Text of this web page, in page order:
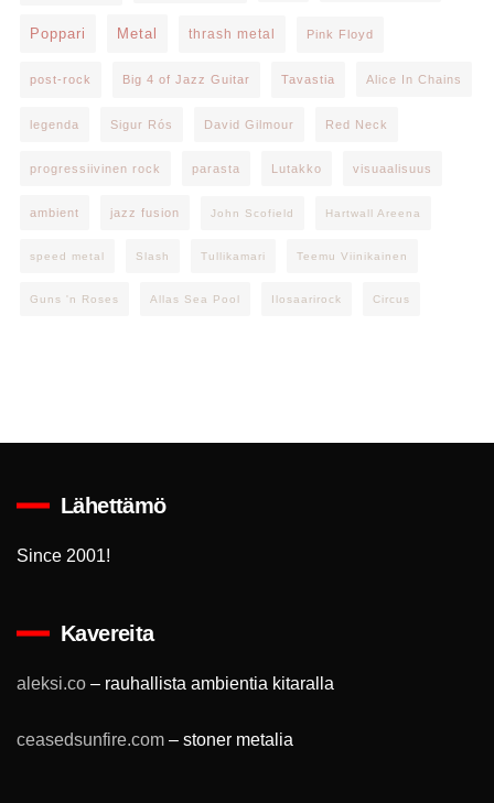
Poppari Metal thrash metal Pink Floyd
post-rock Big 4 of Jazz Guitar Tavastia Alice In Chains
legenda Sigur Rós David Gilmour Red Neck
progressiivinen rock parasta Lutakko visuaalisuus
ambient jazz fusion John Scofield Hartwall Areena
speed metal Slash Tullikamari Teemu Viinikainen
Guns 'n Roses Allas Sea Pool Ilosaarirock Circus
Lähettämö
Since 2001!
Kavereita
aleksi.co – rauhallista ambientia kitaralla
ceasedsunfire.com – stoner metalia